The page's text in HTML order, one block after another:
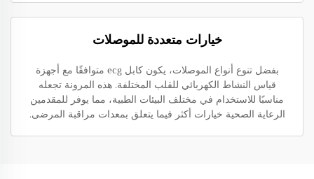
خيارات متعددة للموصلات
بفضل تنوع أنواع الموصلات، يكون كابل ecg متوافقًا مع أجهزة
قياس النشاط الكهربائي للقلب المختلفة. هذه المرونة تجعله
مناسبًا للاستخدام في مختلف البيئات الطبية، مما يوفر للمقدمين
الرعاية الصحية خيارات أكثر فيما يتعلق بمعدات مراقبة المرضى.